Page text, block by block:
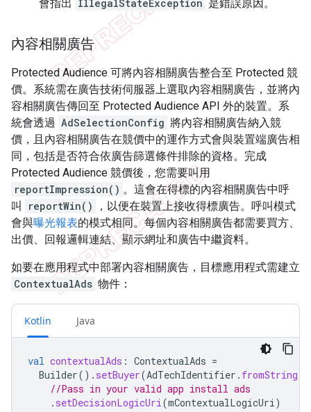
會指出 IllegalStateException 是錯誤原因。
內容相關廣告
Protected Audience 可將內容相關廣告整合至 Protected 競
價。系統需在廣告技術伺服器上選取內容相關廣告，並將內
容相關廣告傳回至 Protected Audience API 外的裝置。系
統會透過 AdSelectionConfig 將內容相關廣告納入競
價，且內容相關廣告在競價中的運作方式會與裝置端廣告相
同，包括是否符合依廣告篩選條件排除的資格。完成
Protected Audience 競價後，您需要叫用
reportImpression() 。這會在得標的內容相關廣告中呼
叫
reportWin()
，以便在裝置上接收得標廣告。呼叫模式
會與曝光報表的模式相同。每個內容相關廣告都需要買方、
出價、回報邏輯連結、顯示網址和廣告中繼資料。
如要在應用程式中部署內容相關廣告，目標應用程式需建立
ContextualAds 物件：
Kotlin Java
val contextualAds : ContextualAds =
Builder(). setBuyer(AdTechIdentifier . fromString
//Pass in your valid app install ads
. setDecisionLogicUri (mContextualLogicUri )